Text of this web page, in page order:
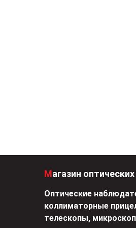
Магазин
Оптические
коллиматорные
телескопы,